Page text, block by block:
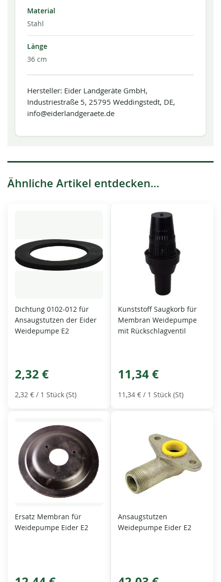
Material
Stahl
Länge
36 cm
Hersteller: Eider Landgeräte GmbH,
Industriestraße 5, 25795 Weddingstedt, DE,
info@eiderlandgeraete.de
Ähnliche Artikel entdecken...
Dichtung 0102-012 für
Ansaugstutzen der Eider
Weidepumpe E2
2,32 €
2,32 € / 1 Stück (St)
Kunststoff Saugkorb für
Membran Weidepumpe
mit Rückschlagventil
11,34 €
11,34 € / 1 Stück (St)
Ersatz Membran für
Weidepumpe Eider E2
Ansaugstutzen
Weidepumpe Eider E2